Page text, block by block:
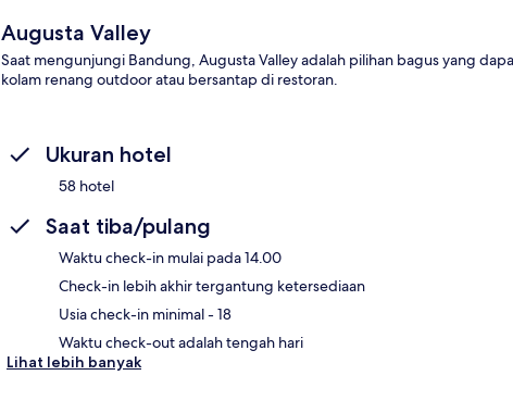
Augusta Valley
Saat mengunjungi Bandung, Augusta Valley adalah pilihan bagus yang
kolam renang outdoor atau bersantap di restoran.
Ukuran hotel
58 hotel
Saat tiba/pulang
Waktu check-in mulai pada 14.00
Check-in lebih akhir tergantung ketersediaan
Usia check-in minimal - 18
Waktu check-out adalah tengah hari
Lihat lebih banyak